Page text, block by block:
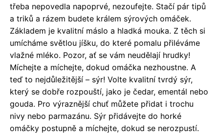
třeba nepovedla napoprvé, nezoufejte. Stačí pár tipů
a triků a rázem budete králem sýrových omáček.
Základem je kvalitní máslo a hladká mouka. Z těch si
umícháme světlou jíšku, do které pomalu přiléváme
vlažné mléko. Pozor, ať se vám neudělají hrudky!
Míchejte a míchejte, dokud omáčka nezhoustne. A
teď to nejdůležitější – sýr! Volte kvalitní tvrdý sýr,
který se dobře rozpouští, jako je čedar, ementál nebo
gouda. Pro výraznější chuť můžete přidat i trochu
nivy nebo parmazánu. Sýr přidávejte do horké
omáčky postupně a míchejte, dokud se nerozpustí.